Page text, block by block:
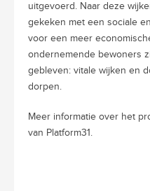
uitgevoerd. Naar deze
gekeken met een sociale
voor een meer
ondernemende bewoners
gebleven: vitale wijken en
dorpen.
Meer informatie over het
van Platform31.